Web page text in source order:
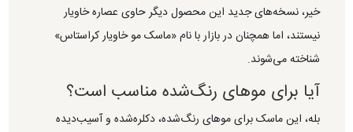
خیر، نسخه‌های جدید این محصول دیگر حاوی عصاره خاویار
نیستند، اما همچنان در بازار با نام «ماسک مو خاویار کراستاس»
شناخته می‌شوند.
آیا برای موهای رنگ‌شده مناسب است؟
بله، این ماسک برای موهای رنگ‌شده، دکلره‌شده و آسیب‌دیده